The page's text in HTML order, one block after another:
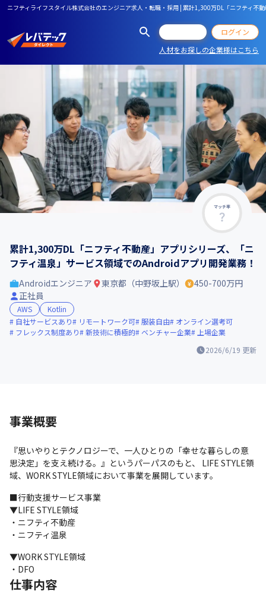
ニフティライフスタイル株式会社のエンジニア求人・転職・採用 | 累計1,300万DL「ニフティ
ログイン
人材をお探しの企業様はこちら
マッチ率
累計1,300万DL「ニフティ不動産」アプリシリーズ、「ニ
フティ温泉」サービス領域でのAndroidアプリ開発業務！
2026/6/19 更新
Androidエンジニア 東京都（中野坂上駅）
450-700万円
正社員
AWS
Kotlin
自社サービスあり
リモートワーク可 服装自由
オンライン選考可
フレックス制度あり
新技術に積極的 ベンチャー企業 上場企業
事業概要
『思いやりとテクノロジーで、一人ひとりの「幸せな暮らしの意
思決定」を支え続ける。』というパーパスのもと、 LIFE STYLE領
域、WORK STYLE領域において事業を展開しています。
■行動支援サービス事業
▼LIFE STYLE領域
・ニフティ不動産
・ニフティ温泉
▼WORK STYLE領域
・DFO
仕事内容